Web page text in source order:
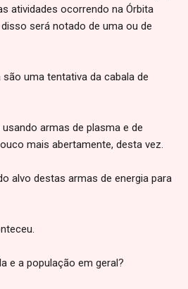
atividades ocorrendo na Órbita
será notado de uma ou de
uma tentativa da cabala de
armas de plasma e de
mais abertamente, desta vez.
alvo destas armas de energia para
e a população em geral?